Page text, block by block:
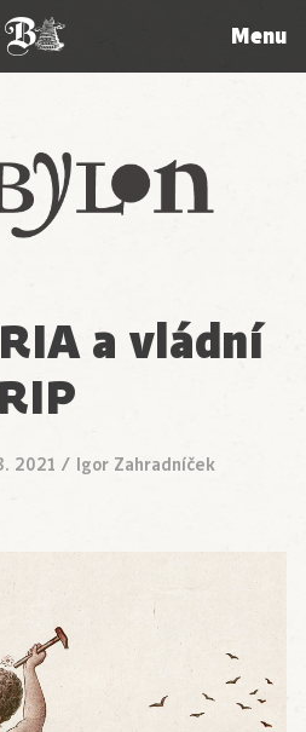
Menu
a vládní
RIP
2021 / Igor Zahradníček